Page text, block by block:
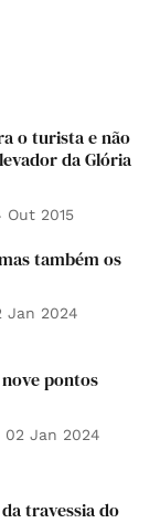
o turista e não
da Glória
Out 2015
também os
Jan 2024
nove pontos
02 Jan 2024
travessia do